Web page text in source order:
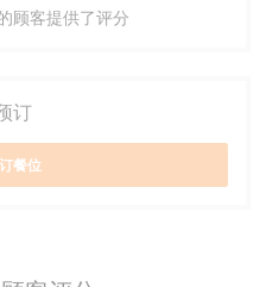
顾客提供了评分
订
餐位